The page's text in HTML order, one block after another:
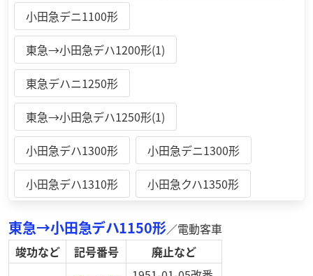
小田急デニ1100形
東急→小田急デハ1200形(1)
東急デハニ1250形
東急→小田急デハ1250形(1)
小田急デハ1300形
小田急デニ1300形
小田急デハ1310形
小田急クハ1350形
東急→小田急デハ1150形／電動客車
竣功など
記号番号
廃止など